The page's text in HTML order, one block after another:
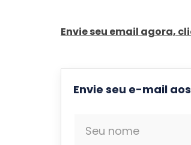
Envie seu email agora,
Envie seu e-mail
Seu nome